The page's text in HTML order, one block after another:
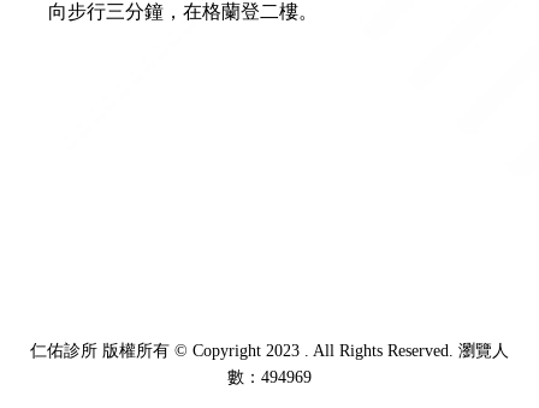
向步行三分鐘，在格蘭登二樓。
仁佑診所 版權所有 © Copyright 2023 . All Rights Reserved. 瀏覽人
數：494969